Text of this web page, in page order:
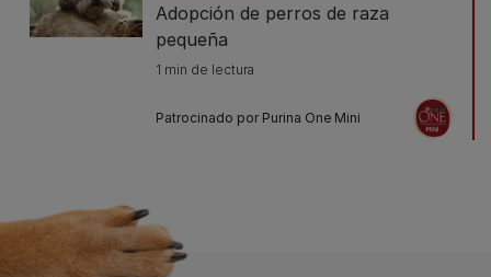
Adopción de perros de raza
pequeña
1 min de lectura
Patrocinado por Purina One Mini